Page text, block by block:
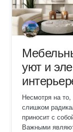
уют и
Несмотря на
слишком
приносит с
Важными